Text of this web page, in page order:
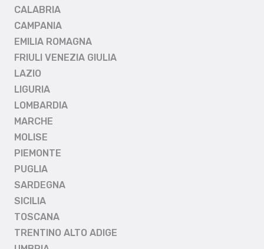
CALABRIA
CAMPANIA
EMILIA ROMAGNA
FRIULI VENEZIA GIULIA
LAZIO
LIGURIA
LOMBARDIA
MARCHE
MOLISE
PIEMONTE
PUGLIA
SARDEGNA
SICILIA
TOSCANA
TRENTINO ALTO ADIGE